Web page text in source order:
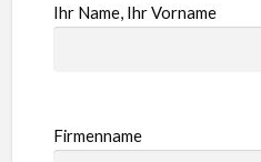
Ihr Name, Ihr Vorname
Firmenname